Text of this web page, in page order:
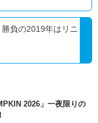
負の2019年はリニ
2026」一夜限りの